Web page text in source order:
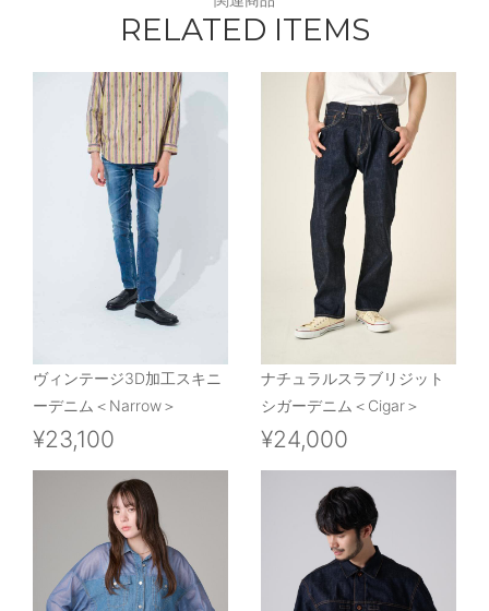
RELATED ITEMS
ヴィンテージ3D加工スキニ
ーデニム＜Narrow＞
¥23,100
ナチュラルスラブリジット
シガーデニム＜Cigar＞
¥24,000